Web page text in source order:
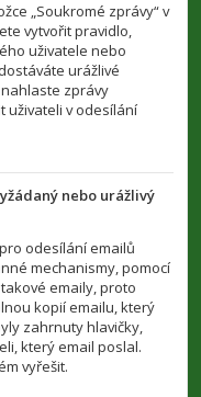
„Soukromé zprávy“ v
vytvořit pravidlo,
uživatele nebo
urážlivé
zprávy
uživateli v odesílání
nebo urážlivý
odesílání emailů
mechanismy, pomocí
emaily, proto
kopií emailu, který
zahrnuty hlavičky,
který email poslal.
vyřešit.